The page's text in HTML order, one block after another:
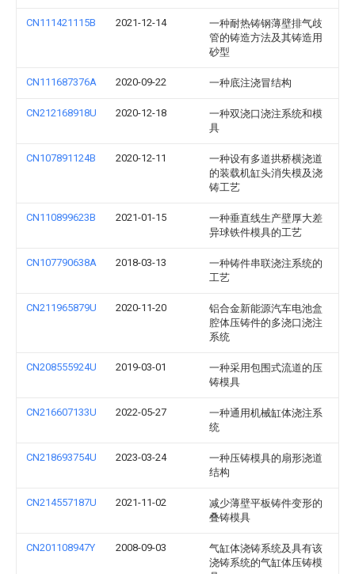
CN111421115B 2021-12-14
一种耐热铸钢薄壁排气歧
管的铸造方法及其铸造用
砂型
CN111687376A 2020-09-22 一种底注浇冒结构
CN212168918U 2020-12-18
一种双浇口浇注系统和模
具
CN107891124B 2020-12-11
一种设有多道拱桥横浇道
的装载机缸头消失模及浇
铸工艺
CN110899623B 2021-01-15
一种垂直线生产壁厚大差
异球铁件模具的工艺
CN107790638A 2018-03-13
一种铸件串联浇注系统的
工艺
CN211965879U 2020-11-20
铝合金新能源汽车电池盒
腔体压铸件的多浇口浇注
系统
CN208555924U 2019-03-01
一种采用包围式流道的压
铸模具
CN216607133U 2022-05-27
一种通用机械缸体浇注系
统
CN218693754U 2023-03-24
一种压铸模具的扇形浇道
结构
CN214557187U 2021-11-02
减少薄壁平板铸件变形的
叠铸模具
CN201108947Y 2008-09-03
气缸体浇铸系统及具有该
浇铸系统的气缸体压铸模